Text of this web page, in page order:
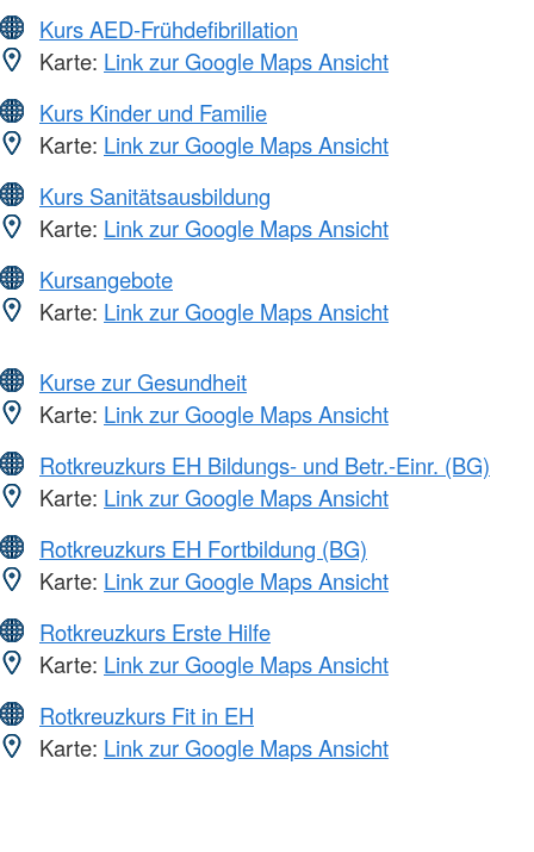
Kurs AED-Frühdefibrillation
Karte: Link zur Google Maps Ansicht
Kurs Kinder und Familie
Karte: Link zur Google Maps Ansicht
Kurs Sanitätsausbildung
Karte: Link zur Google Maps Ansicht
Kursangebote
Karte: Link zur Google Maps Ansicht
Kurse zur Gesundheit
Karte: Link zur Google Maps Ansicht
Rotkreuzkurs EH Bildungs- und Betr.-Einr. (BG)
Karte: Link zur Google Maps Ansicht
Rotkreuzkurs EH Fortbildung (BG)
Karte: Link zur Google Maps Ansicht
Rotkreuzkurs Erste Hilfe
Karte: Link zur Google Maps Ansicht
Rotkreuzkurs Fit in EH
Karte: Link zur Google Maps Ansicht